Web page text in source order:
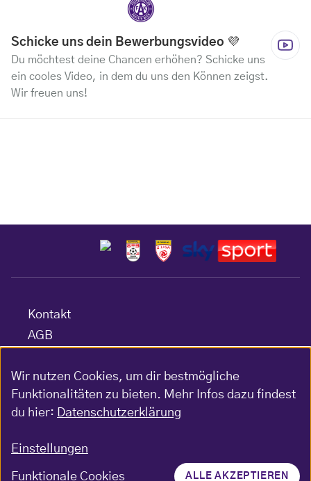
Schicke uns dein Bewerbungsvideo 💜
Du möchtest deine Chancen erhöhen? Schicke uns
ein cooles Video, in dem du uns den Können zeigst.
Wir freuen uns!
Kontakt
AGB
Barrierefreiheitserklärung
Impressum
Gewinnspiel-Bedingungen
Wir nutzen Cookies, um dir bestmögliche
Funktionalitäten zu bieten. Mehr Infos dazu findest
du hier: Datenschutzerklärung
Einstellungen
Funktionale Cookies ALLE AKZEPTIEREN